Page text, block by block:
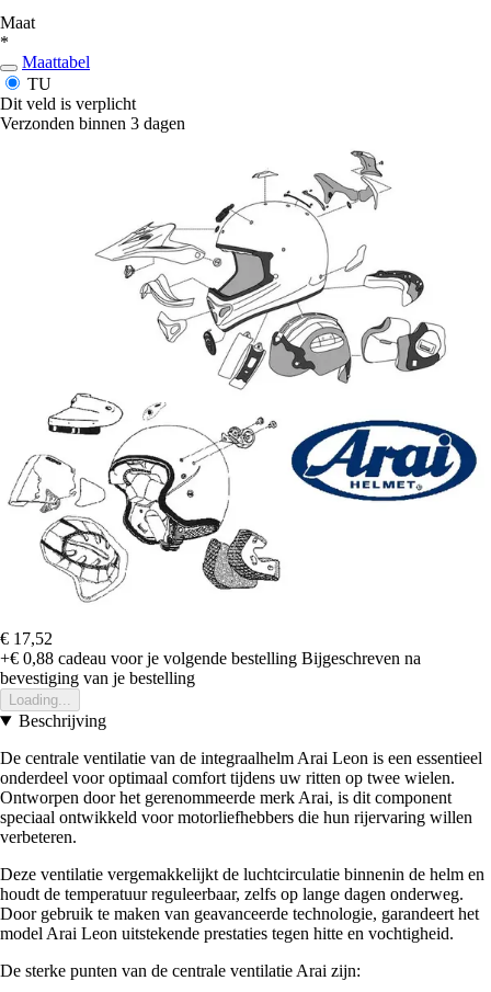
Maat
*
Maattabel
TU
Dit veld is verplicht
Verzonden binnen 3 dagen
€ 17,52
+€ 0,88 cadeau voor je volgende bestelling Bijgeschreven na
bevestiging van je bestelling
Loading...
Beschrijving
De centrale ventilatie van de integraalhelm Arai Leon is een essentieel
onderdeel voor optimaal comfort tijdens uw ritten op twee wielen.
Ontworpen door het gerenommeerde merk Arai, is dit component
speciaal ontwikkeld voor motorliefhebbers die hun rijervaring willen
verbeteren.
Deze ventilatie vergemakkelijkt de luchtcirculatie binnenin de helm en
houdt de temperatuur reguleerbaar, zelfs op lange dagen onderweg.
Door gebruik te maken van geavanceerde technologie, garandeert het
model Arai Leon uitstekende prestaties tegen hitte en vochtigheid.
De sterke punten van de centrale ventilatie Arai zijn: